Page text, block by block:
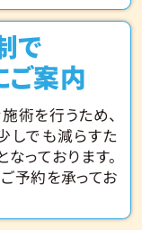
で
ご案内
術を行うため、
しでも減らすた
っております。
予約を承ってお